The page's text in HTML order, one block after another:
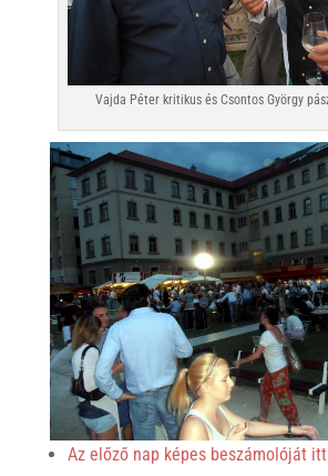
Vajda Péter kritikus és Csontos György
Az előző nap képes beszámolóját